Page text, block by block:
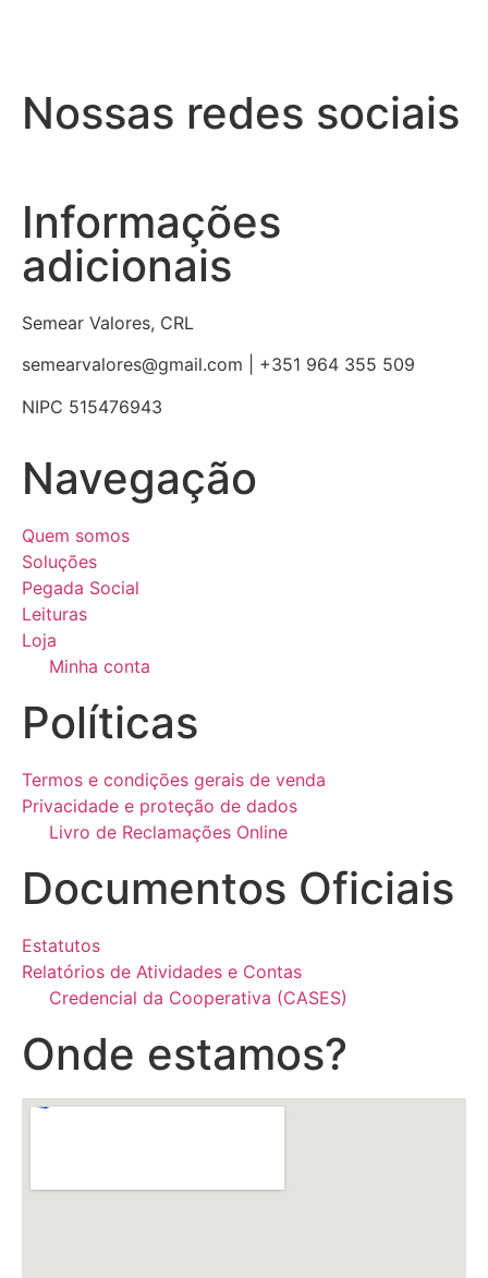
Nossas redes sociais
Informações
adicionais
Semear Valores, CRL
semearvalores@gmail.com | +351 964 355 509
NIPC 515476943
Navegação
Quem somos
Soluções
Pegada Social
Leituras
Loja
Minha conta
Políticas
Termos e condições gerais de venda
Privacidade e proteção de dados
Livro de Reclamações Online
Documentos Oficiais
Estatutos
Relatórios de Atividades e Contas
Credencial da Cooperativa (CASES)
Onde estamos?